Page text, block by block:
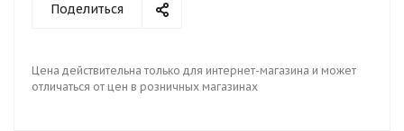
Поделиться
Цена действительна только для интернет-магазина и может
отличаться от цен в розничных магазинах